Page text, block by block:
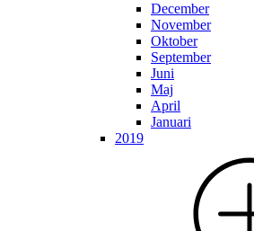
December
November
Oktober
September
Juni
Maj
April
Januari
2019